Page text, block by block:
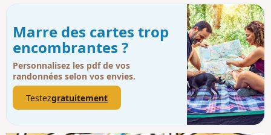
o
n
Marre des cartes trop
encombrantes ?
Personnalisez les pdf de vos
randonnées selon vos envies.
Testezgratuitement